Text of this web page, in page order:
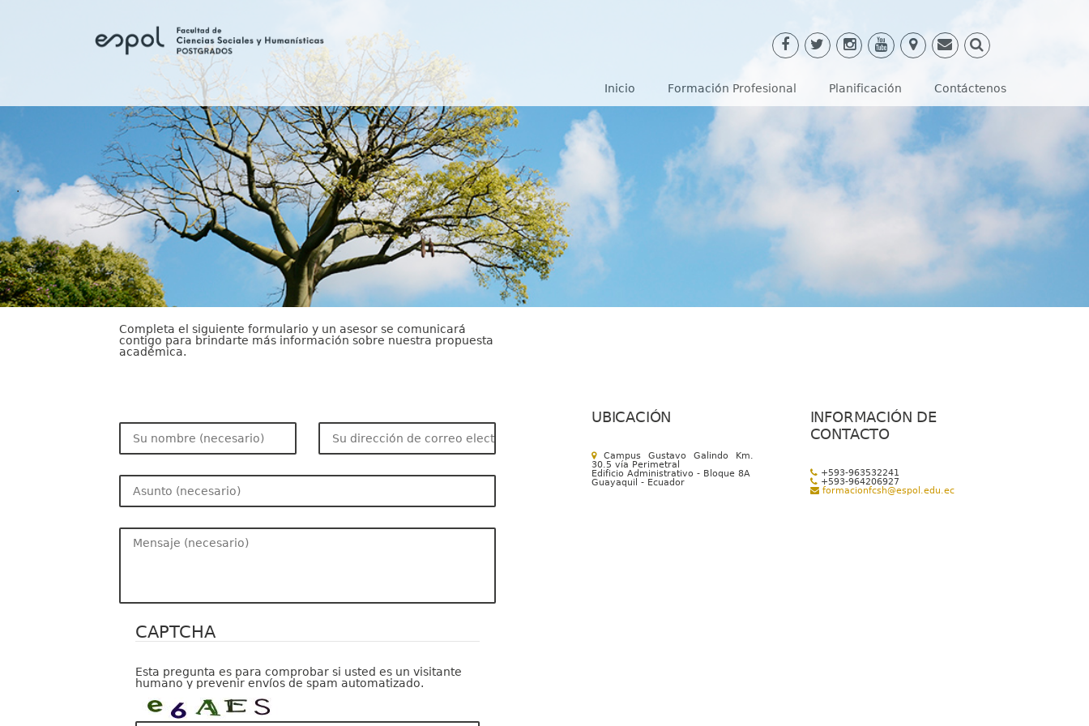
Inicio Formación Profesional Planificación Contáctenos
.
Completa el siguiente formulario y un asesor se comunicará
contigo para brindarte más información sobre nuestra propuesta
académica.
CAPTCHA
Esta pregunta es para comprobar si usted es un visitante
humano y prevenir envíos de spam automatizado.
UBICACIÓN
Campus Gustavo Galindo Km.
30.5 vía Perimetral
Edificio Administrativo - Bloque 8A
Guayaquil - Ecuador
INFORMACIÓN DE
CONTACTO
+593-963532241
+593-964206927
formacionfcsh@espol.edu.ec